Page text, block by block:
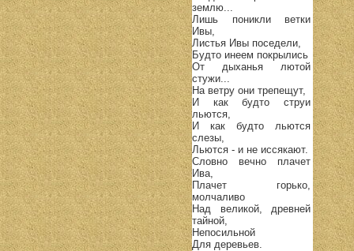
землю...
Лишь поникли ветки
Ивы,
Листья Ивы поседели,
Будто инеем покрылись
От дыханья лютой
стужи...
На ветру они трепещут,
И как будто струи
льются,
И как будто льются
слезы,
Льются - и не иссякают.
Словно вечно плачет
Ива,
Плачет горько,
молчаливо
Над великой, древней
тайной,
Непосильной
Для деревьев.